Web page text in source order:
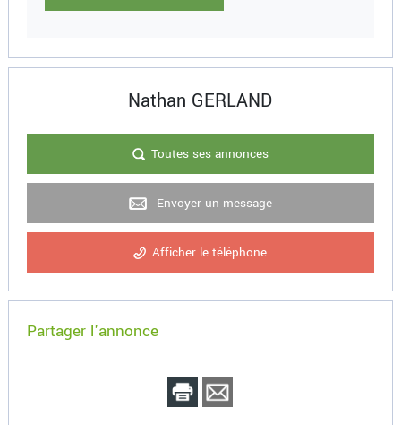
Nathan GERLAND
Toutes ses annonces
Envoyer un message
Afficher le téléphone
Partager l'annonce